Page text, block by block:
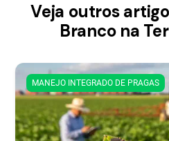
Veja outros
Branco na
MANEJO INTEGRADO DE PRAGAS